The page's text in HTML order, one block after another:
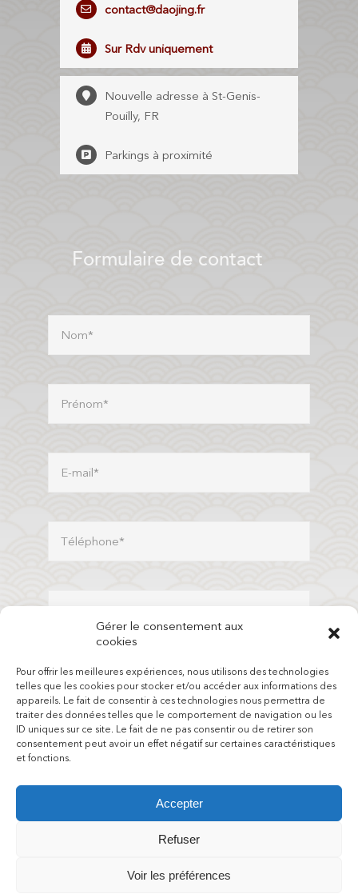
Gérer le consentement aux
cookies
Pour offrir les meilleures expériences, nous utilisons des technologies
telles que les cookies pour stocker et/ou accéder aux informations des
appareils. Le fait de consentir à ces technologies nous permettra de
traiter des données telles que le comportement de navigation ou les
ID uniques sur ce site. Le fait de ne pas consentir ou de retirer son
consentement peut avoir un effet négatif sur certaines caractéristiques
et fonctions.
Accepter
Refuser
Voir les préférences
contact@daojing.fr
Sur Rdv uniquement
Nouvelle adresse à St-Genis-
Pouilly, FR
Parkings à proximité
Formulaire de contact
Envoyer
Une réponse vous sera donnée sous 24h